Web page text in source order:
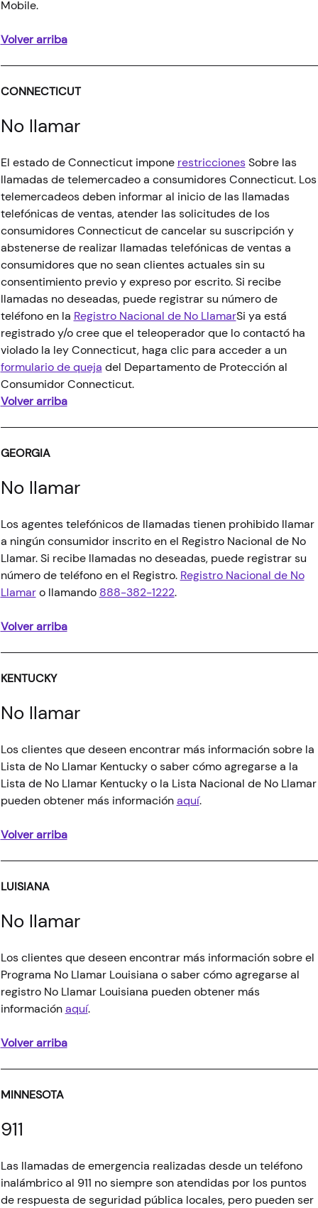
Mobile.
Volver arriba
CONNECTICUT
No llamar
El estado de Connecticut impone restriccionesSobre las
llamadas de telemercadeo a consumidores Connecticut. Los
telemercadeos deben informar al inicio de las llamadas
telefónicas de ventas, atender las solicitudes de los
consumidores Connecticut de cancelar su suscripción y
abstenerse de realizar llamadas telefónicas de ventas a
consumidores que no sean clientes actuales sin su
consentimiento previo y expreso por escrito. Si recibe
llamadas no deseadas, puede registrar su número de
teléfono en la Registro Nacional de No LlamarSi ya está
registrado y/o cree que el teleoperador que lo contactó ha
violado la ley Connecticut, haga clic para acceder a un
formulario de queja del Departamento de Protección al
Consumidor Connecticut.
Volver arriba
GEORGIA
No llamar
Los agentes telefónicos de llamadas tienen prohibido llamar
a ningún consumidor inscrito en el Registro Nacional de No
Llamar. Si recibe llamadas no deseadas, puede registrar su
número de teléfono en el Registro. Registro Nacional de No
Llamaro llamando 888-382-1222.
Volver arriba
KENTUCKY
No llamar
Los clientes que deseen encontrar más información sobre la
Lista de No Llamar Kentucky o saber cómo agregarse a la
Lista de No Llamar Kentucky o la Lista Nacional de No Llamar
pueden obtener más informaciónaquí.
Volver arriba
LUISIANA
No llamar
Los clientes que deseen encontrar más información sobre el
Programa No Llamar Louisiana o saber cómo agregarse al
registro No Llamar Louisiana pueden obtener más
informaciónaquí.
Volver arriba
MINNESOTA
911
Las llamadas de emergencia realizadas desde un teléfono
inalámbrico al 911 no siempre son atendidas por los puntos
de respuesta de seguridad pública locales, pero pueden ser